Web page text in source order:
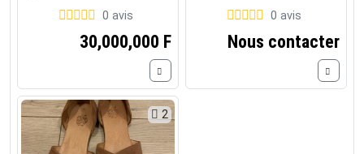
0 avis
30,000,000 F
0 avis
Nous contacter
2